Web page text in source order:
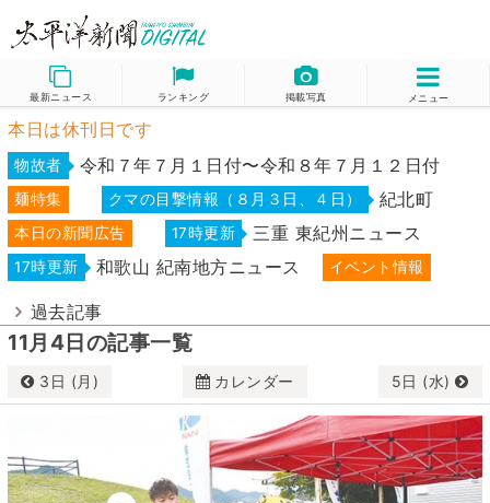
最新ニュース ランキング 掲載写真 メニュー
本日は休刊日です
物故者 令和７年７月１日付〜令和８年７月１２日付
麺特集 クマの目撃情報（８月３日、４日） 紀北町
本日の新聞広告 17時更新 三重 東紀州ニュース
17時更新 和歌山 紀南地方ニュース イベント情報
過去記事
11月4日の記事一覧
3日 (月) カレンダー 5日 (水)
日 火 水 木 金
土
26
27 28 29 30 31
1